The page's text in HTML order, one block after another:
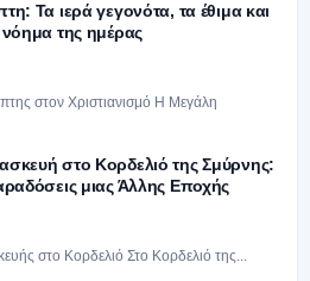
Τα ιερά γεγονότα, τα έθιμα και
της ημέρας
στον Χριστιανισμό Η Μεγάλη
στο Κορδελιό της Σμύρνης:
μιας Άλλης Εποχής
στο Κορδελιό Στο Κορδελιό της...